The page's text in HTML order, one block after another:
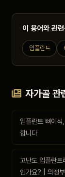
이 용어와 관
임플란트
자가골 관
임플란트 뼈이
합니다
고난도 임플란
인가요? | 의정